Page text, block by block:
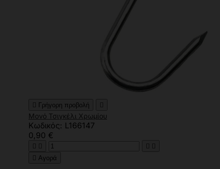
 Γρήγορη προβολή 
Μονό Τσιγκέλι Χρωμίου
Κωδικός: L166147
0,90 €
   
 Αγορά